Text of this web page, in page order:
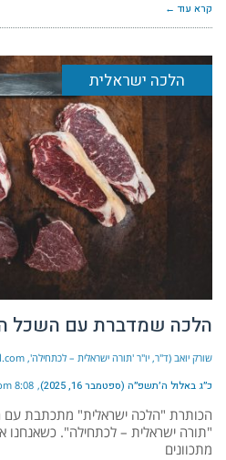
קרא עוד ←
הלכה ישראלית
הלכה שמדברת עם השכל
שורק יואב (ד"ר, יו"ר 'תורה ישראלית – לכתחילה', yoav.mr@gmail.com)
כ״ג באלול ה׳תשפ״ה (ספטמבר 16, 2025) 8:08 pm
הכותרת "הלכה ישראלית" מתכתבת עם
"תורה ישראלית – לכתחילה". כשאנחנו
מתכוונים